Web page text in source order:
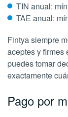
TIN anual:
TAE anual:
Fintya siempre
aceptes y firmes
puedes tomar
exactamente
Pago por